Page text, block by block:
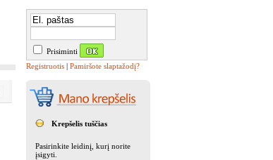
Prisiminti
Registruotis| Pamiršote slaptažodį?
Krepšelis tuščias
Pasirinkite leidinį, kurį norite
įsigyti.